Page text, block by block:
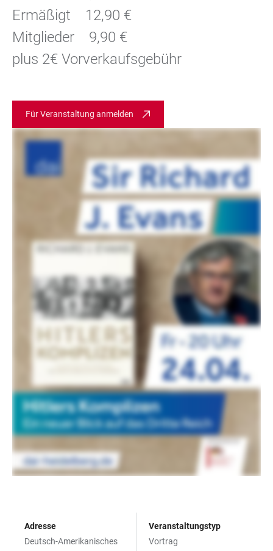
Ermäßigt 12,90 €
Mitglieder 9,90 €
plus 2€ Vorverkaufsgebühr
Für Veranstaltung anmelden
Adresse
Deutsch-Amerikanisches
Veranstaltungstyp
Vortrag